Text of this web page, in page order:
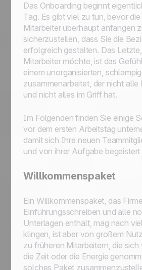
Das Onboarding beginnt
Tag. Es gibt viel zu tun, bevor
Mitarbeiter überhaupt anfangen
sicherzustellen, dass Sie die
erfolgreich gestalten. Das
Mitarbeiter möchte, ist das
einem unorganisierten,
zusammenarbeitet, der nicht alle
und nicht alles im Griff hat.
Im Folgenden finden Sie einige
vor dem ersten Arbeitstag
damit sich Ihre neuen
und von ihrer Aufgabe
Willkommenspaket
Ein Willkommenspaket, das
Einführungsschreiben und alle
Unterlagen enthält, mag nach
klingen, ist aber von großem
zu früheren Mitarbeitern, die
die Zeit oder die Energie
solches Paket